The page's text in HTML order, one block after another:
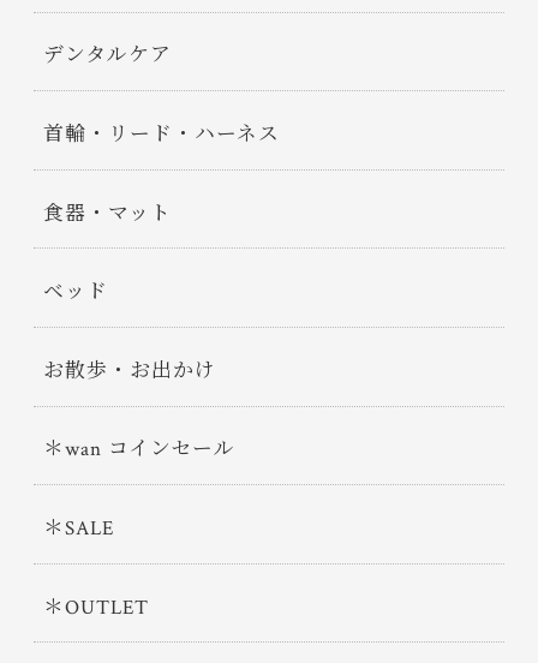
デンタルケア
首輪・リード・ハーネス
食器・マット
ベッド
お散歩・お出かけ
＊wan コインセール
＊SALE
＊OUTLET